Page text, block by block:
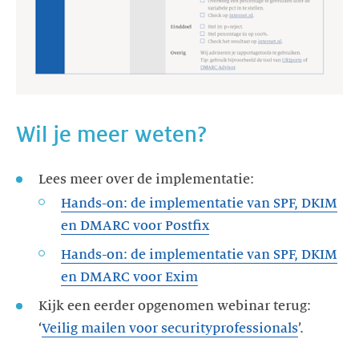
Wil je meer weten?
Lees meer over de implementatie:
Hands-on: de implementatie van SPF, DKIM
en DMARC voor Postfix
Hands-on: de implementatie van SPF, DKIM
en DMARC voor Exim
Kijk een eerder opgenomen webinar terug:
‘Veilig mailen voor securityprofessionals’.